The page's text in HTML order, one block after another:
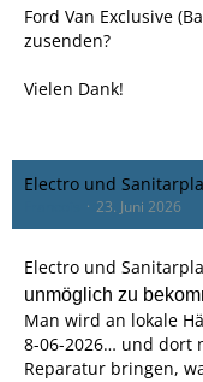
Ford Van Exclusive
zusenden?
Vielen Dank!
Electro und
23. Juni 2026
Electro und
unmöglich zu
Man wird an lokale
8-06-2026… und dort
Reparatur bringen,